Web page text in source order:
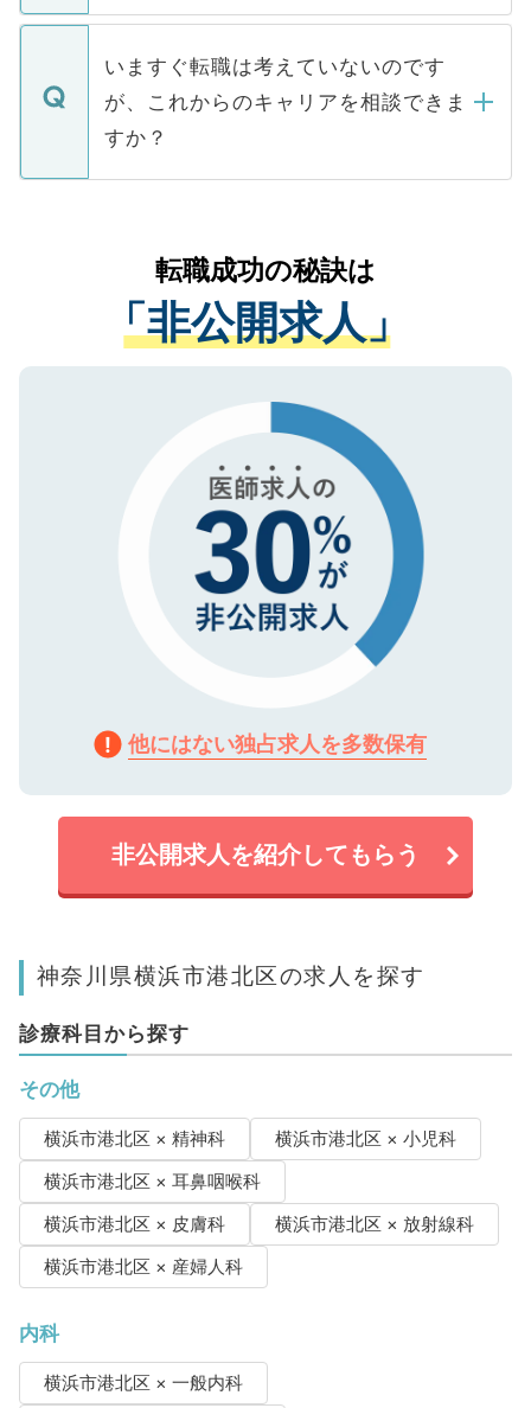
関を公にしてしまうと、応募が殺到する場
に、医療機関が求める条件に合った人材の
みを人材紹介会社に依頼するケースが増え
ています。
定を承諾する必要はありません。内定先へ
の辞退の連絡はキャリアパートナーが行い
個人情報が漏えいすることはありませんの
で、ご安心ください。当サイトからの登録
などで収集したご登録者様の個人情報は、
ご本人のキャリアアップおよび転職活動の
支援を目的に使用いたします。お預かりし
ているすべての個人データはご本人の許可
は、個人情報の取り扱いについての厳密な
管理基準を満たした事業者のみに付与され
る、プライバシーマークを取得済みです。
で、機密保持に関してもご安心ください。
いますぐ転職は考えていないのです
が、これからのキャリアを相談できま
すか？
かがいして、現在の医療機関の状況や紹介
経験をまじえながら、適切なアドバイスを
させていただきます。すぐにご転職をされ
ない方には、長期的なサポートが可能です
ので、まずはご登録ください。
転職成功の秘訣は
「非公開求人」
他にはない独占求人を多数保有
非公開求人を紹介してもらう
神奈川県横浜市港北区の求人を探す
診療科目から探す
その他
横浜市港北区 × 精神科
横浜市港北区 × 小児科
横浜市港北区 × 耳鼻咽喉科
横浜市港北区 × 皮膚科
横浜市港北区 × 放射線科
横浜市港北区 × 産婦人科
内科
横浜市港北区 × 一般内科